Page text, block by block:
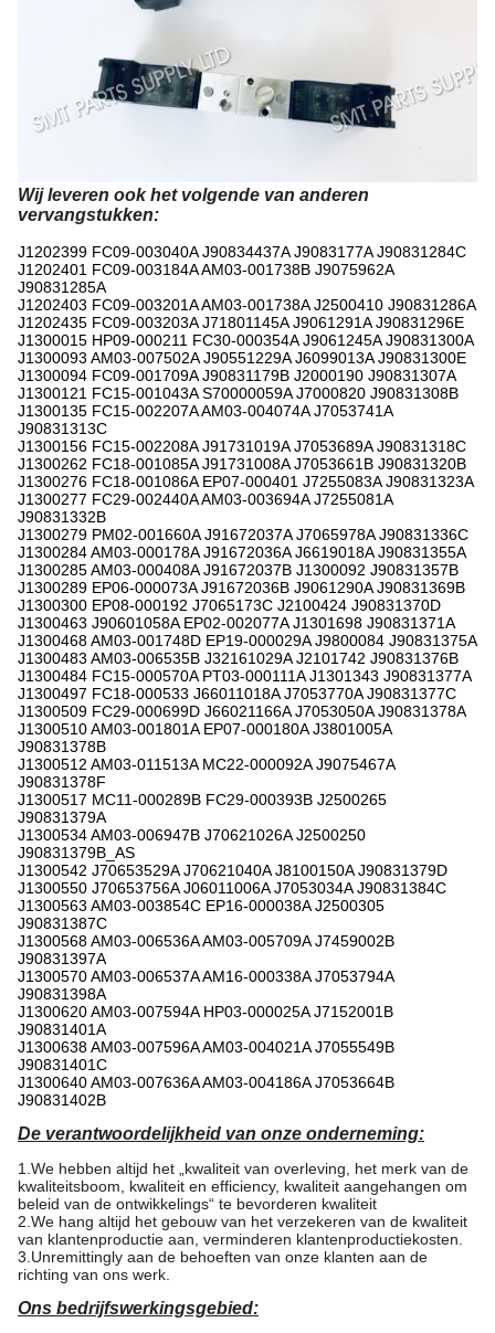
Wij leveren ook het volgende van anderen
vervangstukken:
J1202399 FC09-003040A J90834437A J9083177A J90831284C
J1202401 FC09-003184A AM03-001738B J9075962A
J90831285A
J1202403 FC09-003201A AM03-001738A J2500410 J90831286A
J1202435 FC09-003203A J71801145A J9061291A J90831296E
J1300015 HP09-000211 FC30-000354A J9061245A J90831300A
J1300093 AM03-007502A J90551229A J6099013A J90831300E
J1300094 FC09-001709A J90831179B J2000190 J90831307A
J1300121 FC15-001043A S70000059A J7000820 J90831308B
J1300135 FC15-002207A AM03-004074A J7053741A
J90831313C
J1300156 FC15-002208A J91731019A J7053689A J90831318C
J1300262 FC18-001085A J91731008A J7053661B J90831320B
J1300276 FC18-001086A EP07-000401 J7255083A J90831323A
J1300277 FC29-002440A AM03-003694A J7255081A
J90831332B
J1300279 PM02-001660A J91672037A J7065978A J90831336C
J1300284 AM03-000178A J91672036A J6619018A J90831355A
J1300285 AM03-000408A J91672037B J1300092 J90831357B
J1300289 EP06-000073A J91672036B J9061290A J90831369B
J1300300 EP08-000192 J7065173C J2100424 J90831370D
J1300463 J90601058A EP02-002077A J1301698 J90831371A
J1300468 AM03-001748D EP19-000029A J9800084 J90831375A
J1300483 AM03-006535B J32161029A J2101742 J90831376B
J1300484 FC15-000570A PT03-000111A J1301343 J90831377A
J1300497 FC18-000533 J66011018A J7053770A J90831377C
J1300509 FC29-000699D J66021166A J7053050A J90831378A
J1300510 AM03-001801A EP07-000180A J3801005A
J90831378B
J1300512 AM03-011513A MC22-000092A J9075467A
J90831378F
J1300517 MC11-000289B FC29-000393B J2500265
J90831379A
J1300534 AM03-006947B J70621026A J2500250
J90831379B_AS
J1300542 J70653529A J70621040A J8100150A J90831379D
J1300550 J70653756A J06011006A J7053034A J90831384C
J1300563 AM03-003854C EP16-000038A J2500305
J90831387C
J1300568 AM03-006536A AM03-005709A J7459002B
J90831397A
J1300570 AM03-006537A AM16-000338A J7053794A
J90831398A
J1300620 AM03-007594A HP03-000025A J7152001B
J90831401A
J1300638 AM03-007596A AM03-004021A J7055549B
J90831401C
J1300640 AM03-007636A AM03-004186A J7053664B
J90831402B
De verantwoordelijkheid van onze onderneming:
1.We hebben altijd het „kwaliteit van overleving, het merk van de
kwaliteitsboom, kwaliteit en efficiency, kwaliteit aangehangen om
beleid van de ontwikkelings“ te bevorderen kwaliteit
2.We hang altijd het gebouw van het verzekeren van de kwaliteit
van klantenproductie aan, verminderen klantenproductiekosten.
3.Unremittingly aan de behoeften van onze klanten aan de
richting van ons werk.
Ons bedrijfswerkingsgebied: